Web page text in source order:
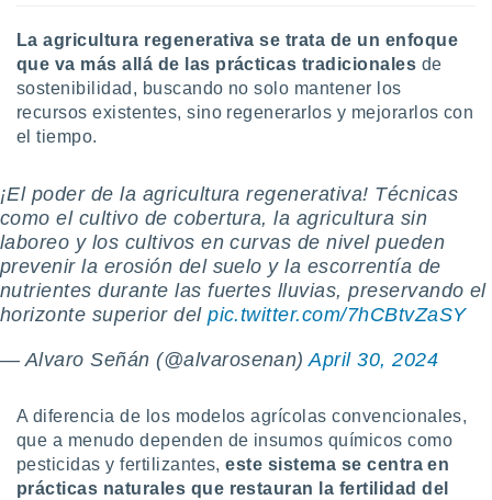
únicos
similares
este sitio
IP
de
posible
traten tus
en
a lo que
su
datos
momento
La agricultura regenerativa se trata de un enfoque
que va más allá de las prácticas tradicionales de
sostenibilidad, buscando no solo mantener los
recursos existentes, sino regenerarlos y mejorarlos con
el tiempo.
¡El poder de la agricultura regenerativa! Técnicas
como el cultivo de cobertura, la agricultura sin
laboreo y los cultivos en curvas de nivel pueden
prevenir la erosión del suelo y la escorrentía de
nutrientes durante las fuertes lluvias, preservando el
horizonte superior delpic.twitter.com/7hCBtvZaSY
— Alvaro Señán (@alvarosenan)April 30, 2024
A diferencia de los modelos agrícolas convencionales,
que a menudo dependen de insumos químicos como
pesticidas y fertilizantes,este sistema se centra en
prácticas naturales que restauran la fertilidad del